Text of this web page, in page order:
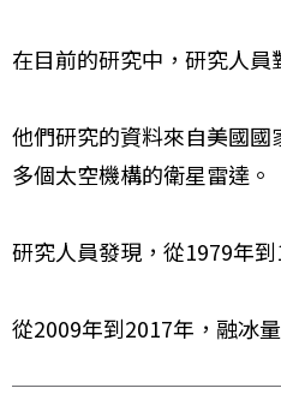
在目前的研究中，研究人
他們研究的資料來自美國國
多個太空機構的衛星雷達。
研究人員發現，從1979年
從2009年到2017年，融冰